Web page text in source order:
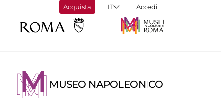
Acquista Accedi
MUSEO NAPOLEONICO